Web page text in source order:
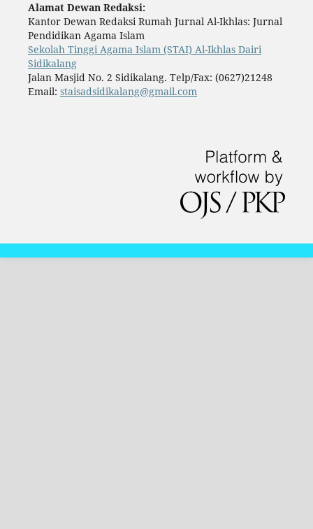
Alamat Dewan Redaksi:
Kantor Dewan Redaksi Rumah Jurnal Al-Ikhlas: Jurnal
Pendidikan Agama Islam
Sekolah Tinggi Agama Islam (STAI) Al-Ikhlas Dairi
Sidikalang
Jalan Masjid No. 2 Sidikalang. Telp/Fax: (0627)21248
Email: staisadsidikalang@gmail.com